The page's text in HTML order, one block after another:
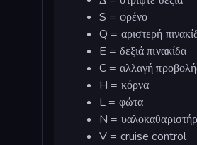
S = φρένο
Q = αριστερή
E = δεξιά πινακίδα
C = αλλαγή
H = κόρνα
L = φώτα
N =
V = cruise control